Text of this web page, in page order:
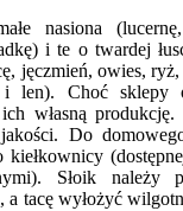
nasiona
i te o twardej
jęczmień, owies,
i len). Choć sklepy
własną
Do
kiełkownicy
Słoik należy
a tacę wyłożyć